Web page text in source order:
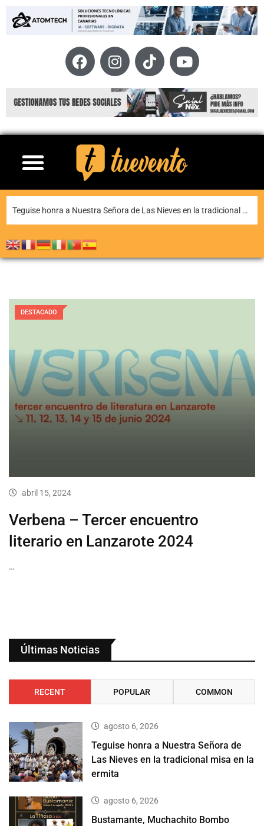
Teguise honra a Nuestra Señora de Las Nieves en la tradicional misa en la ermita
DESTACADO
abril 15, 2024
Verbena – Tercer encuentro
literario en Lanzarote 2024
…
Últimas Noticias
RECENT POPULAR COMMON
agosto 6, 2026
Teguise honra a Nuestra Señora de
Las Nieves en la tradicional misa en la
ermita
agosto 6, 2026
Bustamante, Muchachito Bombo